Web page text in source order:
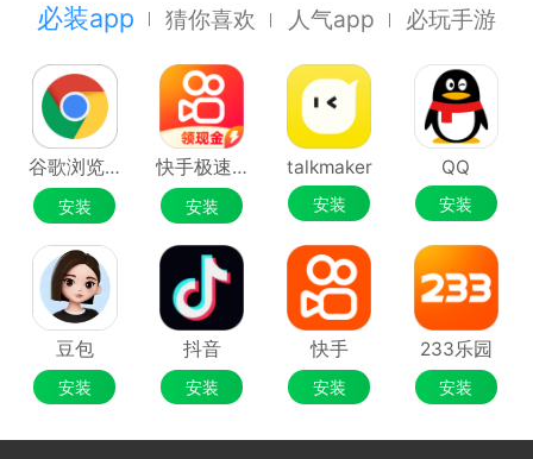
必装app 猜你喜欢 人气app 必玩手游
谷歌浏览器Google Chrome
安装
快手极速版
安装
talkmaker
安装
QQ
安装
豆包
安装
抖音
安装
快手
安装
233乐园
安装